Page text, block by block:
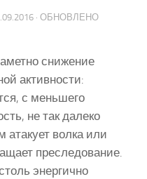
· ОБНОВЛЕНО
снижение
активности:
с меньшего
не так далеко
атакует волка или
преследование.
энергично